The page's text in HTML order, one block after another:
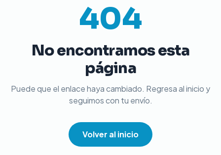
404
No encontramos esta
página
Puede que el enlace haya cambiado. Regresa al inicio y
seguimos con tu envío.
Volver al inicio